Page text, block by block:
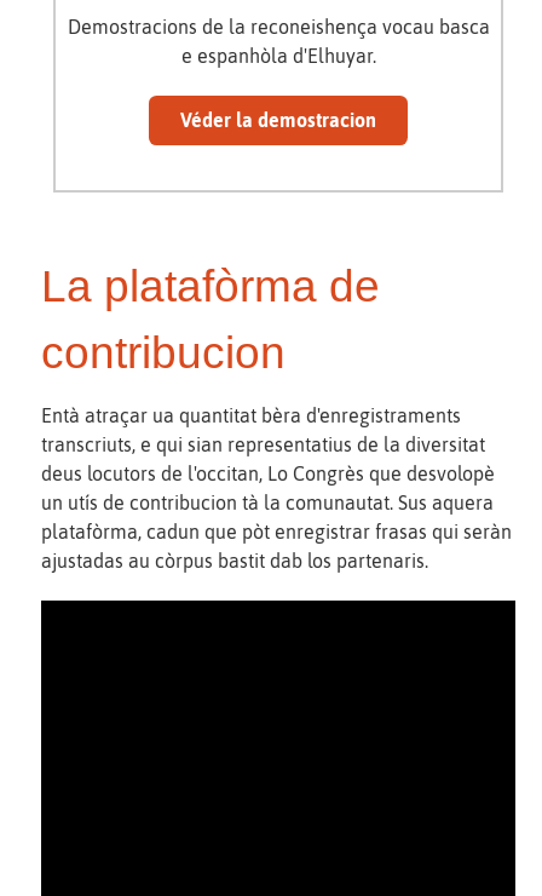
Demostracions de la reconeishença vocau basca
e espanhòla d'Elhuyar.
Véder la demostracion
La platafòrma de
contribucion
Entà atraçar ua quantitat bèra d'enregistraments
transcriuts, e qui sian representatius de la diversitat
deus locutors de l'occitan, Lo Congrès que desvolopè
un utís de contribucion tà la comunautat. Sus aquera
platafòrma, cadun que pòt enregistrar frasas qui seràn
ajustadas au còrpus bastit dab los partenaris.